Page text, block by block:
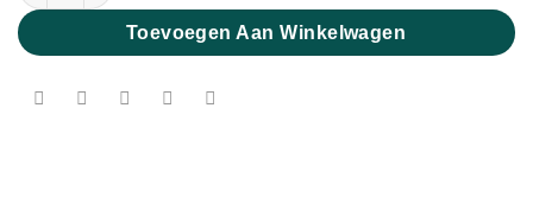
Toevoegen Aan Winkelwagen